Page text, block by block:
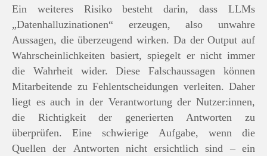
Ein weiteres Risiko besteht darin, dass LLMs
„Datenhalluzinationen“ erzeugen, also unwahre
Aussagen, die überzeugend wirken. Da der Output auf
Wahrscheinlichkeiten basiert, spiegelt er nicht immer
die Wahrheit wider. Diese Falschaussagen können
Mitarbeitende zu Fehlentscheidungen verleiten. Daher
liegt es auch in der Verantwortung der Nutzer:innen,
die Richtigkeit der generierten Antworten zu
überprüfen. Eine schwierige Aufgabe, wenn die
Quellen der Antworten nicht ersichtlich sind – ein